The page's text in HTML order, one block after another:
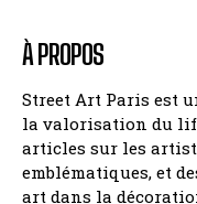
À PROPOS
Street Art Paris est
la valorisation du
articles sur les
emblématiques, et
art dans la